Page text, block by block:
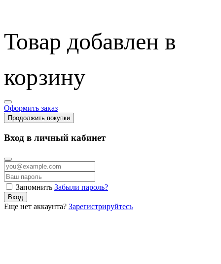
Товар добавлен в
корзину
Оформить заказ
Продолжить покупки
Вход в личный кабинет
Запомнить Забыли пароль?
Вход
Еще нет аккаунта? Зарегистрируйтесь